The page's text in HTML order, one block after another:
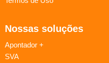
Nossas soluções
Apontador +
SVA